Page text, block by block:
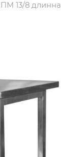
13/8 длинна